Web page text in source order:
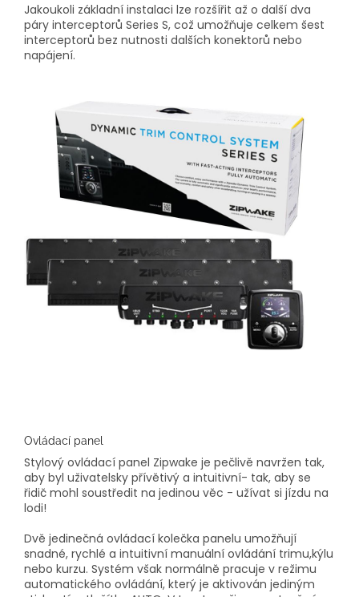
Jakoukoli základní instalaci lze rozšířit až o další dva
páry interceptorů Series S, což umožňuje celkem šest
interceptorů bez nutnosti dalších konektorů nebo
napájení.
Ovládací panel
Stylový ovládací panel Zipwake je pečlivě navržen tak,
aby byl uživatelsky přívětivý a intuitivní- tak, aby se
řidič mohl soustředit na jedinou věc - užívat si jízdu na
lodi!
Dvě jedinečná ovládací kolečka panelu umožňují
snadné, rychlé a intuitivní manuální ovládání trimu,kýlu
nebo kurzu. Systém však normálně pracuje v režimu
automatického ovládání, který je aktivován jediným